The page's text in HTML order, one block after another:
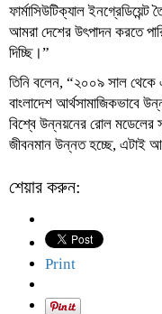
ফার্মাসিউটিক্যাল ইনগ্রেডিয়েন্ট
আমরা দেশের উৎপাদন করতে
দিচ্ছি।”
তিনি বলেন, “২০০৯ সাল
বাংলাদেশ আর্থসামাজিকভাবে
বিশ্বে উন্নয়নের রোল মডেলের
জীবনমান উন্নত হচ্ছে, এটাই
শেয়ার করুন:
Print